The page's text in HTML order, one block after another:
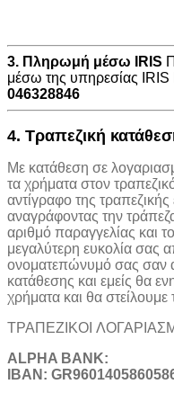
3. Πληρωμή μέσω IRIS
μέσω της υπηρεσίας
046328846
4. Τραπεζική
Με κατάθεση σε
τα χρήματα στον
αντίγραφο της
αναγράφοντας την
αριθμό παραγγελίας και
μεγαλύτερη ευκολία σας
ονοματεπώνυμό σας σαν
κατάθεσης και εμείς θα
χρήματα και θα στείλουμε
ΤΡΑΠΕΖΙΚOI
ALPHA BANK:
IBAN: